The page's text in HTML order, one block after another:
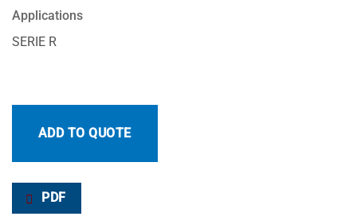
Applications
SERIE R
ADD TO QUOTE
PDF